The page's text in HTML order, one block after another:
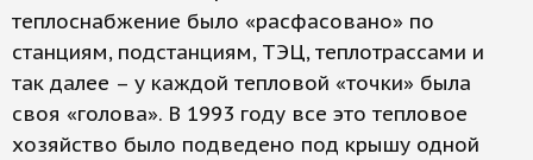
теплоснабжение было «расфасовано» по
станциям, подстанциям, ТЭЦ, теплотрассами и
так далее – у каждой тепловой «точки» была
своя «голова». В 1993 году все это тепловое
хозяйство было подведено под крышу одной